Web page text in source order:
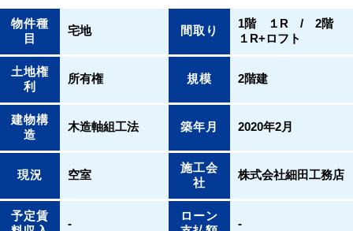
物件種
目
宅地 間取り
1階 １R / 2階
１R+ロフト
土地権
利
所有権 規模 2階建
建物構
造
木造軸組工法 築年月 2020年2月
現況 空室
施工会
社
株式会社細田工務店
予定賃
-
ローン
-